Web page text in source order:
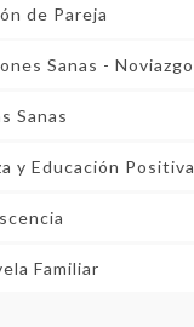
de Pareja
Sanas - Noviazgo
Sanas
y Educación Positiva
Familiar